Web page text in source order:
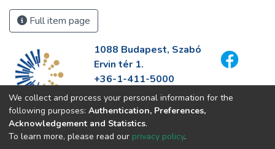
Full item page
1088 Budapest, Szabó
Ervin tér 1.
+36-1-411-5000
info@fszek.hu
https://fszek.hu
We collect and process your personal information for the
following purposes: Authentication, Preferences,
Acknowledgement and Statistics.
To learn more, please read our privacy policy.